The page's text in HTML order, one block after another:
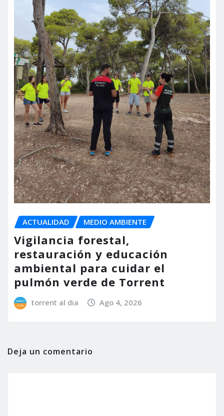
ACTUALIDAD MEDIO AMBIENTE
Vigilancia forestal,
restauración y educación
ambiental para cuidar el
pulmón verde de Torrent
torrent al dia Ago 4, 2026
Deja un comentario